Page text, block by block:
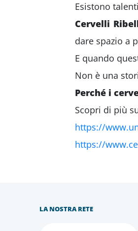
Esistono
Cervelli
dare spazio a
E quando
Non è una
Perché i
Scopri di più
https://
https://
LA NOSTRA RETE